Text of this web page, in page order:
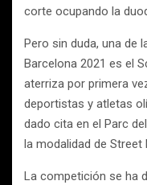
corte ocupando la
Pero sin duda, una de
Barcelona 2021 es el
aterriza por primera
deportistas y atletas
dado cita en el Parc
la modalidad de Street
La competición se ha